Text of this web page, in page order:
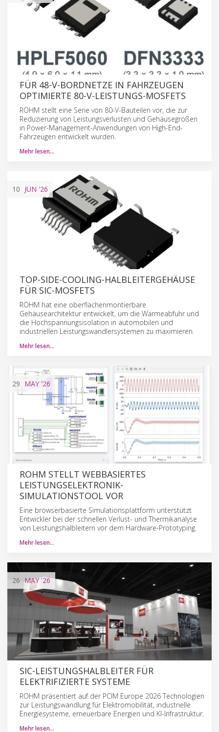
FÜR 48-V-BORDNETZE IN FAHRZEUGEN
OPTIMIERTE 80-V-LEISTUNGS-MOSFETS
ROHM stellt eine Serie von 80-V-Bauteilen vor, die zur
Reduzierung von Leistungsverlusten und Gehäusegrößen
in Power-Management-Anwendungen von High-End-
Fahrzeugen entwickelt wurden.
Mehr lesen…
10 JUN '26
TOP-SIDE-COOLING-HALBLEITERGEHÄUSE
FÜR SIC-MOSFETS
ROHM hat eine oberflächenmontierbare
Gehäusearchitektur entwickelt, um die Wärmeabfuhr und
die Hochspannungsisolation in automobilen und
industriellen Leistungswandlersystemen zu maximieren.
Mehr lesen…
29 MAY'26
ROHM STELLT WEBBASIERTES
LEISTUNGSELEKTRONIK-
SIMULATIONSTOOL VOR
Eine browserbasierte Simulationsplattform unterstützt
Entwickler bei der schnellen Verlust- und Thermikanalyse
von Leistungshalbleitern vor dem Hardware-Prototyping.
Mehr lesen…
26 MAY'26
SIC-LEISTUNGSHALBLEITER FÜR
ELEKTRIFIZIERTE SYSTEME
ROHM präsentiert auf der PCIM Europe 2026 Technologien
zur Leistungswandlung für Elektromobilität, industrielle
Energiesysteme, erneuerbare Energien und KI-Infrastruktur.
Mehr lesen…